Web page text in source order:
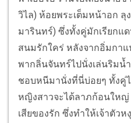
วิไล) ห้อยพระเต็มหน้าอก ลุ
มารินทร์) ซึ่งทั้งคู่มักเรียกแ
สนมรักใคร่ หลังจากอิ่มกา
พากลิ่นจันทร์ไปนั่งเล่นริมน้
ชอบหนีมานั่งที่นี่บ่อยๆ ทั้งคู่
หญิงสาวจะได้ลาภก้อนให
เสียของรัก ซึ่งทำให้เจ้าตัว